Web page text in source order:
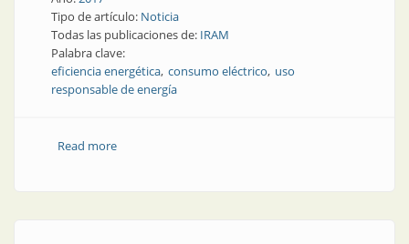
Tipo de artículo: Noticia
Todas las publicaciones de: IRAM
Palabra clave:
eficiencia energética consumo eléctrico uso
responsable de energía
Read moreabout Eficiencia energética | Etiquetas de eficiencia